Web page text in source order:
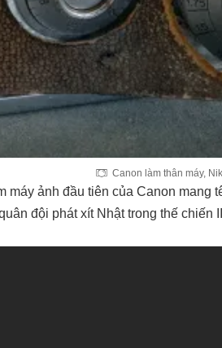
Canon làm thân máy,
máy ảnh đầu tiên của Canon mang
đội phát xít Nhật trong thế chiến